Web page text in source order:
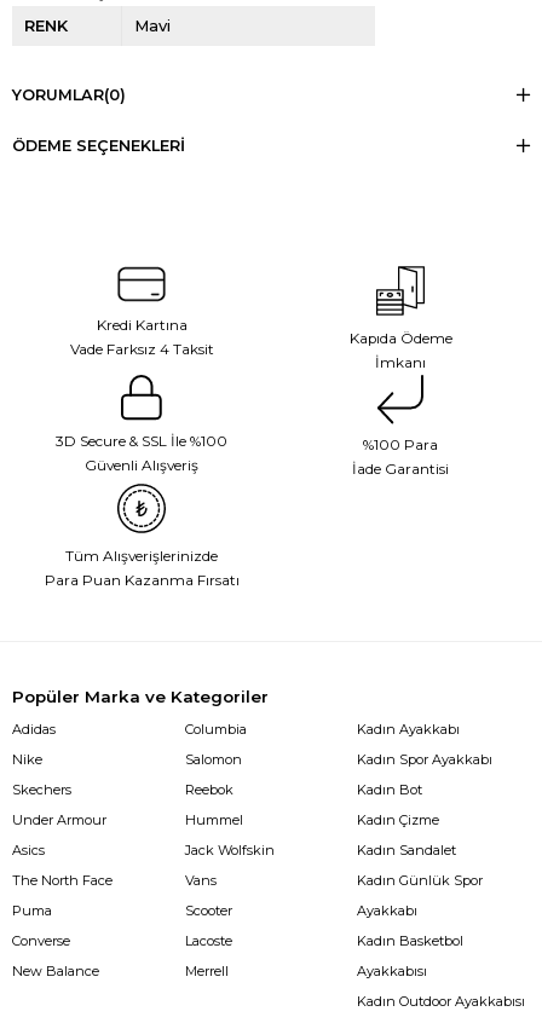
RENK Mavi
YORUMLAR(0)
ÖDEME SEÇENEKLERI
Kredi Kartına
Vade Farksız 4 Taksit
Kapıda Ödeme
İmkanı
3D Secure & SSL İle %100
Güvenli Alışveriş
%100 Para
İade Garantisi
Tüm Alışverişlerinizde
Para Puan Kazanma Fırsatı
Popüler Marka ve Kategoriler
Adidas
Nike
Skechers
Under Armour
Asics
The North Face
Puma
Converse
New Balance
Columbia
Salomon
Reebok
Hummel
Jack Wolfskin
Vans
Scooter
Lacoste
Merrell
Kadın Ayakkabı
Kadın Spor Ayakkabı
Kadın Bot
Kadın Çizme
Kadın Sandalet
Kadın Günlük Spor
Ayakkabı
Kadın Basketbol
Ayakkabısı
Kadın Outdoor Ayakkabısı